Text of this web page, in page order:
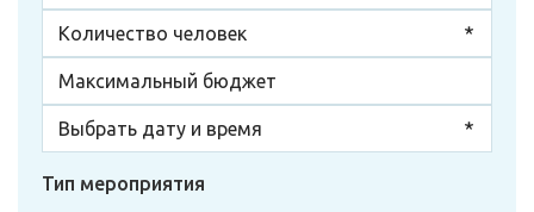
Тип мероприятия